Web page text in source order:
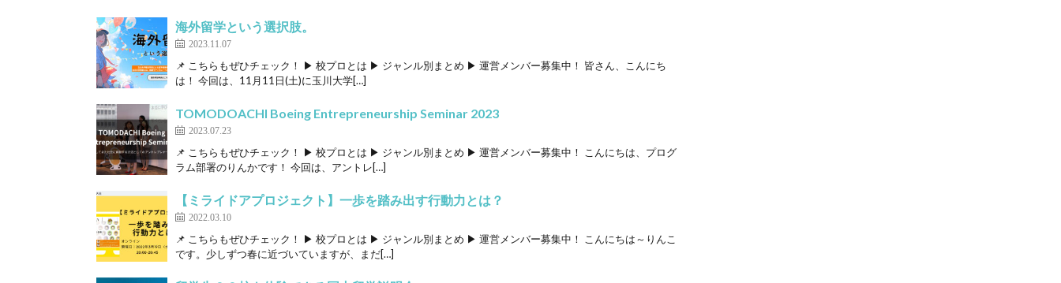
海外留学という選択肢。
2023.11.07
📌 こちらもぜひチェック！ ▶ 校プロとは ▶ ジャンル別まとめ ▶ 運営メンバー募集中！ 皆さん、こんにち
は！ 今回は、11月11日(土)に玉川大学[…]
TOMODOACHI Boeing Entrepreneurship Seminar 2023
2023.07.23
📌 こちらもぜひチェック！ ▶ 校プロとは ▶ ジャンル別まとめ ▶ 運営メンバー募集中！ こんにちは、プログ
ラム部署のりんかです！ 今回は、アントレ[…]
【ミライドアプロジェクト】一歩を踏み出す行動力とは？
2022.03.10
📌 こちらもぜひチェック！ ▶ 校プロとは ▶ ジャンル別まとめ ▶ 運営メンバー募集中！ こんにちは～りんこ
です。少しずつ春に近づいていますが、まだ[…]